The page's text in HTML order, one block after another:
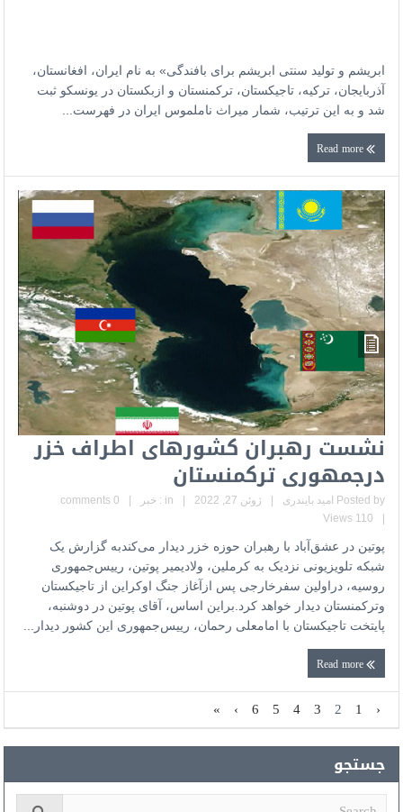
ابریشم و تولید سنتی ابریشم برای بافندگی» به نام ایران، افغانستان،
آذربایجان، ترکیه، تاجیکستان، ترکمنستان و ازبکستان در یونسکو ثبت
شد و به این ترتیب، شمار میراث ناملموس ایران در فهرست...
Read more
نشست رهبران کشورهای اطراف خزر
درجمهوری ترکمنستان
Posted by امید بایندری | ژوئن 27, 2022 |
in : خبر |
0 comments
|
110 Views
پوتین در عشق‌آباد با رهبران حوزه خزر دیدار می‌کندبه گزارش یک
شبکه‌ تلویزیونی نزدیک به کرملین،‌ ولادیمیر پوتین، رییس‌جمهوری
روسیه، دراولین سفرخارجی پس ازآغاز جنگ اوکراین از تاجیکستان
وترکمنستان دیدار خواهد کرد.براین اساس، آقای پوتین در دوشنبه،
پایتخت تاجیکستان با امامعلی رحمان، رییس‌جمهوری این کشور دیدار...
Read more
‹
1
2
3
4
5
6
›
»
جستجو